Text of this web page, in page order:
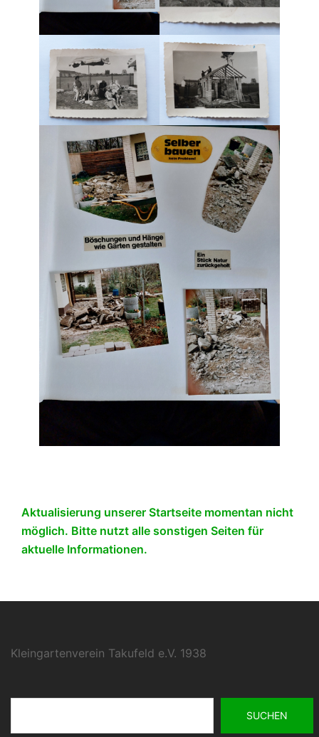
Aktualisierung unserer Startseite momentan nicht
möglich. Bitte nutzt alle sonstigen Seiten für
aktuelle Informationen.
Kleingartenverein Takufeld e.V. 1938
SUCHEN